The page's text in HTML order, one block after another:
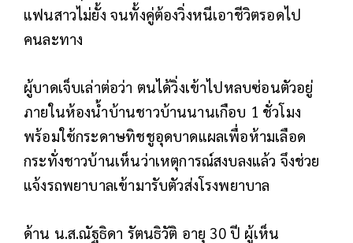
แฟนสาวไม่ยั้ง จนทั้งคู่ต้องวิ่งหนีเอาชีวิตรอดไป
คนละทาง
ผู้บาดเจ็บเล่าต่อว่า ตนได้วิ่งเข้าไปหลบซ่อนตัวอยู่
ภายในห้องน้ำบ้านชาวบ้านนานเกือบ 1 ชั่วโมง
พร้อมใช้กระดาษทิชชูอุดบาดแผลเพื่อห้ามเลือด
กระทั่งชาวบ้านเห็นว่าเหตุการณ์สงบลงแล้ว จึงช่วย
แจ้งรถพยาบาลเข้ามารับตัวส่งโรงพยาบาล
ด้าน น.ส.ณัฐธิดา รัตนธิวัติ อายุ 30 ปี ผู้เห็น